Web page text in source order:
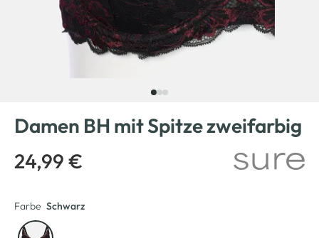
Damen BH mit Spitze zweifarbig
24,99 €
Farbe Schwarz